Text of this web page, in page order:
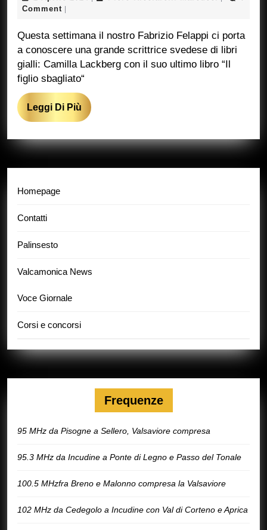
Comment |
Questa settimana il nostro Fabrizio Felappi ci porta
a conoscere una grande scrittrice svedese di libri
gialli: Camilla Lackberg con il suo ultimo libro “Il
figlio sbagliato“
Leggi Di Più Leggi
Di
Homepage
Contatti
Palinsesto
Valcamonica News
Voce Giornale
Corsi e concorsi
Frequenze
95 MHz da Pisogne a Sellero, Valsaviore compresa
95.3 MHz da Incudine a Ponte di Legno e Passo del Tonale
100.5 MHzfra Breno e Malonno compresa la Valsaviore
102 MHz da Cedegolo a Incudine con Val di Corteno e Aprica